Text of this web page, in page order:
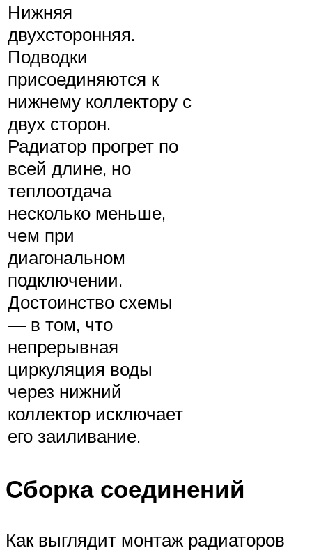
Нижняя
двухсторонняя.
Подводки
присоединяются к
нижнему коллектору с
двух сторон.
Радиатор прогрет по
всей длине, но
теплоотдача
несколько меньше,
чем при
диагональном
подключении.
Достоинство схемы
— в том, что
непрерывная
циркуляция воды
через нижний
коллектор исключает
его заиливание.
Сборка соединений
Как выглядит монтаж радиаторов